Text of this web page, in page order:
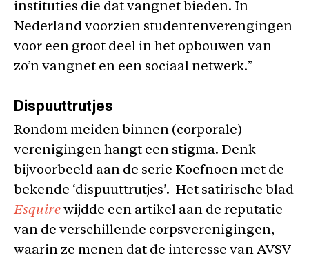
instituties die dat vangnet bieden. In
Nederland voorzien studentenverengingen
voor een groot deel in het opbouwen van
zo’n vangnet en een sociaal netwerk.”
Dispuuttrutjes
Rondom meiden binnen (corporale)
verenigingen hangt een stigma. Denk
bijvoorbeeld aan de serie Koefnoen met de
bekende ‘dispuuttrutjes’. Het satirische blad
Esquire wijdde een artikel aan de reputatie
van de verschillende corpsverenigingen,
waarin ze menen dat de interesse van AVSV-